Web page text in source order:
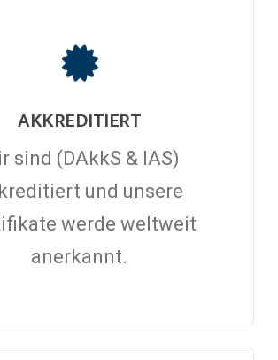
AKKREDITIERT
sind (DAkkS & IAS)
und unsere
werde weltweit
anerkannt.